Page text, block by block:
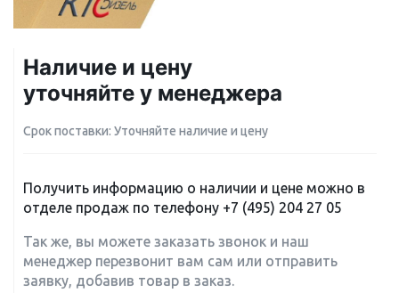
Наличие и цену
уточняйте у менеджера
Срок поставки: Уточняйте наличие и цену
Получить информацию о наличии и цене можно в
отделе продаж по телефону +7 (495) 204 27 05
Так же, вы можете заказать звонок и наш
менеджер перезвонит вам сам или отправить
заявку, добавив товар в заказ.